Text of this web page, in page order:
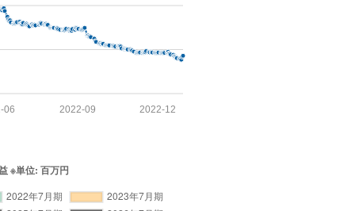
2022-12
2022-09
06